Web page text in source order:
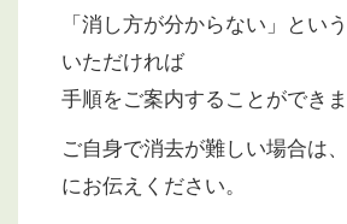
「消し方が分からない」とい
いただければ
手順をご案内することができま
ご自身で消去が難しい場合は
にお伝えください。